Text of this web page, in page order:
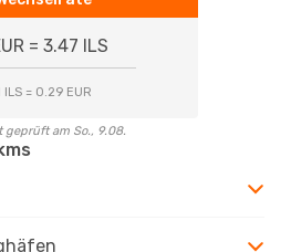
= 3.47 ILS
ILS = 0.29 EUR
geprüft am So., 9.08.